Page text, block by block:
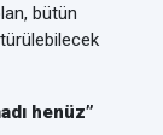
bütün
henüz”